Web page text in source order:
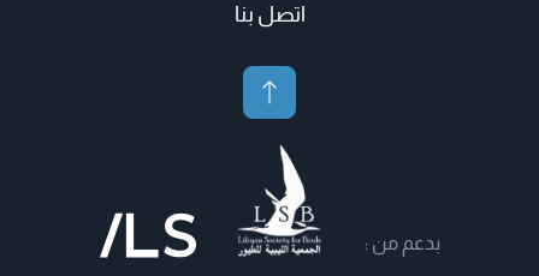
اتصل بنا
بدعم من :